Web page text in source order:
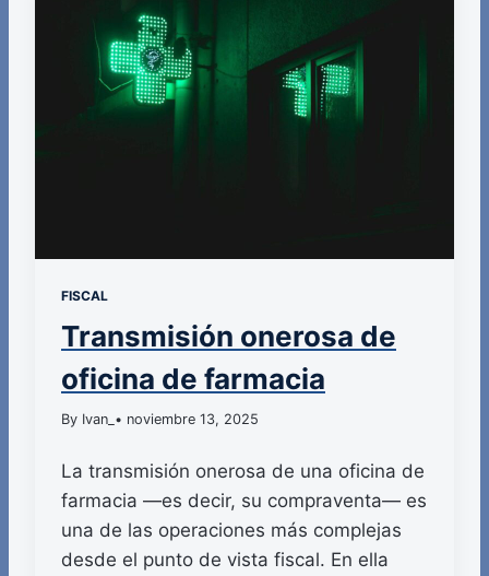
FISCAL
Transmisión onerosa de
oficina de farmacia
By Ivan_ • noviembre 13, 2025
La transmisión onerosa de una oficina de
farmacia —es decir, su compraventa— es
una de las operaciones más complejas
desde el punto de vista fiscal. En ella